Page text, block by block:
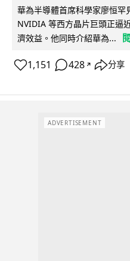
華為半導體首席科學家廖恒
NVIDIA 等西方晶片巨頭正逼
濟效益。他同時介紹華為...
1,151 428 ↗ 分享
ADVERTISEMENT